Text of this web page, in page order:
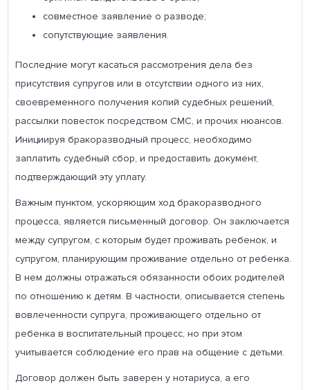
совместное заявление о разводе;
сопутствующие заявления.
Последние могут касаться рассмотрения дела без
присутствия супругов или в отсутствии одного из них,
своевременного получения копий судебных решений,
рассылки повесток посредством СМС, и прочих нюансов.
Инициируя бракоразводный процесс, необходимо
заплатить судебный сбор, и предоставить документ,
подтверждающий эту уплату.
Важным пунктом, ускоряющим ход бракоразводного
процесса, является письменный договор. Он заключается
между супругом, с которым будет проживать ребенок, и
супругом, планирующим проживание отдельно от ребенка.
В нем должны отражаться обязанности обоих родителей
по отношению к детям. В частности, описывается степень
вовлеченности супруга, проживающего отдельно от
ребенка в воспитательный процесс, но при этом
учитывается соблюдение его прав на общение с детьми.
Договор должен быть заверен у нотариуса, а его